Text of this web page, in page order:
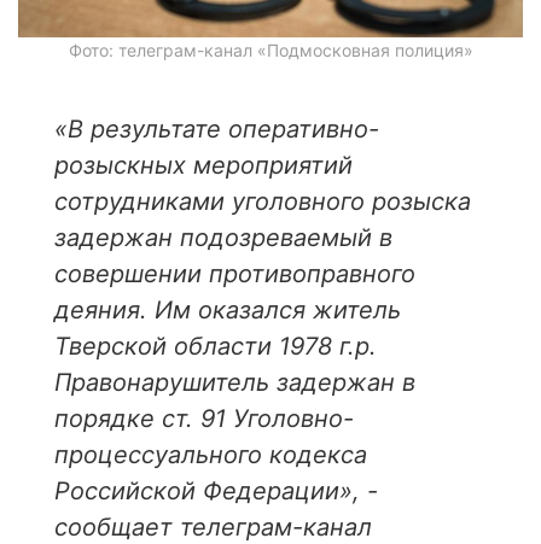
Фото: телеграм-канал «Подмосковная полиция»
«В результате оперативно-
розыскных мероприятий
сотрудниками уголовного розыска
задержан подозреваемый в
совершении противоправного
деяния. Им оказался житель
Тверской области 1978 г.р.
Правонарушитель задержан в
порядке ст. 91 Уголовно-
процессуального кодекса
Российской Федерации», -
сообщает телеграм-канал